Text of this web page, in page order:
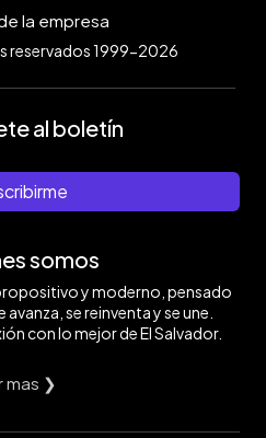
reservados 1999-2026
al boletín
somos
y moderno, pensado
se reinventa y se une.
con lo mejor de El Salvador.
mas ❯